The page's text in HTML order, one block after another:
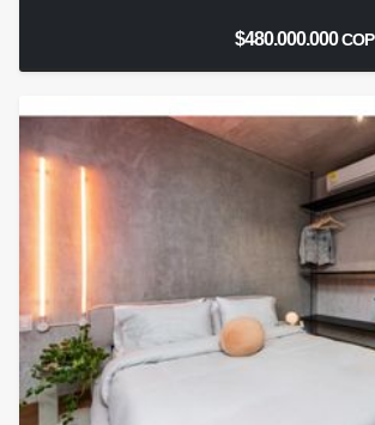
$480.000.000COP